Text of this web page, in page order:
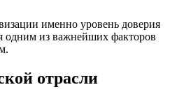
именно уровень доверия
одним из важнейших факторов
отрасли